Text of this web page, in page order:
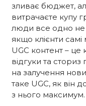
зливає бюджет,
витрачаєте купу
люди все одно не
якщо клієнти
UGC контент – це
відгуки та
на залучення
таке UGC, як він
з нього максимум.